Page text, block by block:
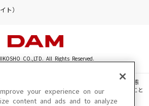
ト）
CO.,LTD. All Rights Reserved.
切の文章・画像・写真・動画・音声等を、手段や形態
囲を超えて無断で複製、転載、ファイル化などすること
your experience on our
content and ads and to analyze